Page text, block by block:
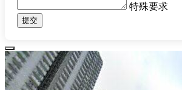
特殊要求
提交